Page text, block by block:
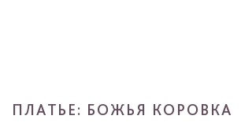
ПЛАТЬЕ: БОЖЬЯ КОРОВКА